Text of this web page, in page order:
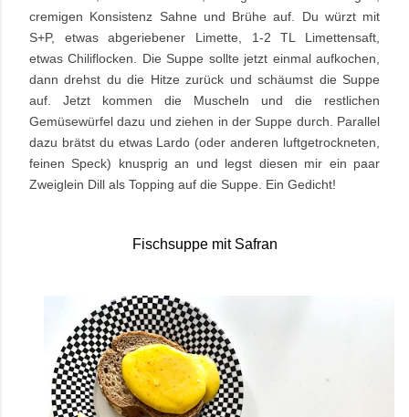
cremigen Konsistenz Sahne und Brühe auf. Du würzt mit
S+P, etwas abgeriebener Limette, 1-2 TL Limettensaft,
etwas Chiliflocken. Die Suppe sollte jetzt einmal aufkochen,
dann drehst du die Hitze zurück und schäumst die Suppe
auf. Jetzt kommen die Muscheln und die restlichen
Gemüsewürfel dazu und ziehen in der Suppe durch. Parallel
dazu brätst du etwas Lardo (oder anderen luftgetrockneten,
feinen Speck) knusprig an und legst diesen mir ein paar
Zweiglein Dill als Topping auf die Suppe. Ein Gedicht!
Fischsuppe mit Safran